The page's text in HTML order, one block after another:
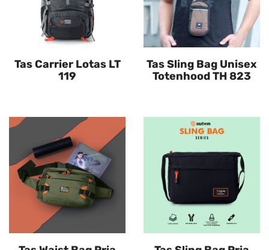
Tas Carrier Lotas LT
119
Tas Sling Bag Unisex
Totenhood TH 823